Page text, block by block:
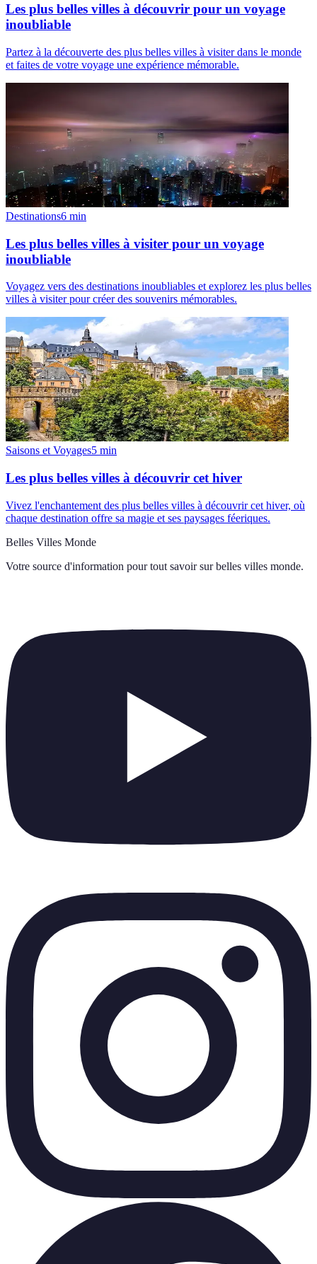
Les plus belles villes à découvrir pour un voyage
inoubliable
Partez à la découverte des plus belles villes à visiter dans le monde
et faites de votre voyage une expérience mémorable.
Destinations6 min
Les plus belles villes à visiter pour un voyage
inoubliable
Voyagez vers des destinations inoubliables et explorez les plus belles
villes à visiter pour créer des souvenirs mémorables.
Saisons et Voyages5 min
Les plus belles villes à découvrir cet hiver
Vivez l'enchantement des plus belles villes à découvrir cet hiver, où
chaque destination offre sa magie et ses paysages féeriques.
Belles Villes Monde
Votre source d'information pour tout savoir sur belles villes monde.